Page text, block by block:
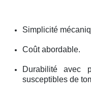
Simplicité
Coût abordable.
Durabilité avec
susceptibles de